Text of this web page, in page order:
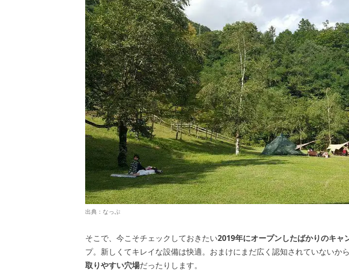
出典： なっぷ
そこで、今こそチェックしておきたい2019年にオープンしたばかりのキャ
プ。新しくてキレイな設備は快適。おまけにまだ広く認知されていないから
取りやすい穴場だったりします。